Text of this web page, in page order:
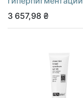
3 657,98 ₴